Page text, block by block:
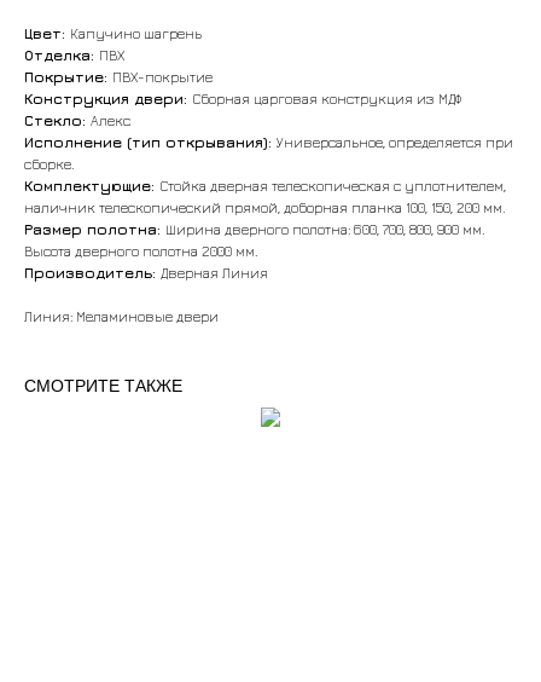
Цвет: Капучино шагрень
Отделка: ПВХ
Покрытие: ПВХ-покрытие
Конструкция двери: Сборная царговая конструкция из МДФ
Стекло: Алекс
Исполнение (тип открывания): Универсальное, определяется при
сборке.
Комплектующие: Стойка дверная телескопическая с уплотнителем,
наличник телескопический прямой, доборная планка 100, 150, 200 мм.
Размер полотна: Ширина дверного полотна: 600, 700, 800, 900 мм.
Высота дверного полотна 2000 мм.
Производитель: Дверная Линия
Линия: Меламиновые двери
СМОТРИТЕ ТАКЖЕ